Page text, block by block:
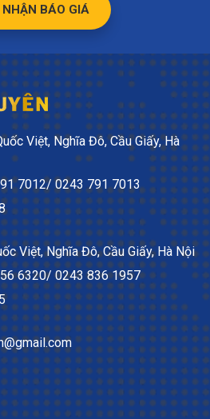
NHẬN BÁO GIÁ
Việt, Nghĩa Đô, Cầu Giấy, Hà
7012/ 0243 791 7013
Việt, Nghĩa Đô, Cầu Giấy, Hà Nội
6320/ 0243 836 1957